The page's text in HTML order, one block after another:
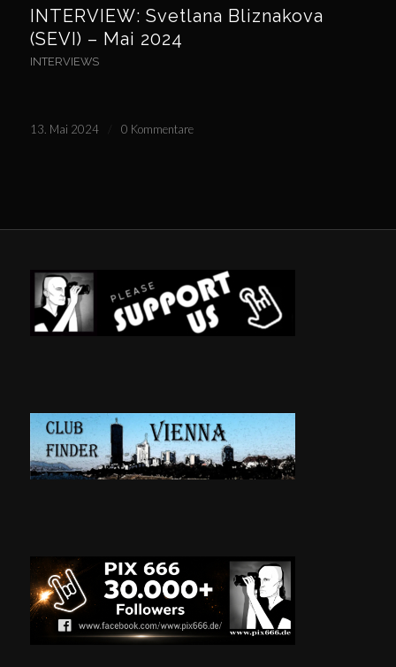
INTERVIEW: Svetlana Bliznakova
(SEVI) – Mai 2024
INTERVIEWS
13. Mai 2024 0 Kommentare